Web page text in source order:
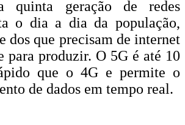
quinta geração de redes
o dia a dia da população,
dos que precisam de internet
para produzir. O 5G é até 10
que o 4G e permite o
de dados em tempo real.